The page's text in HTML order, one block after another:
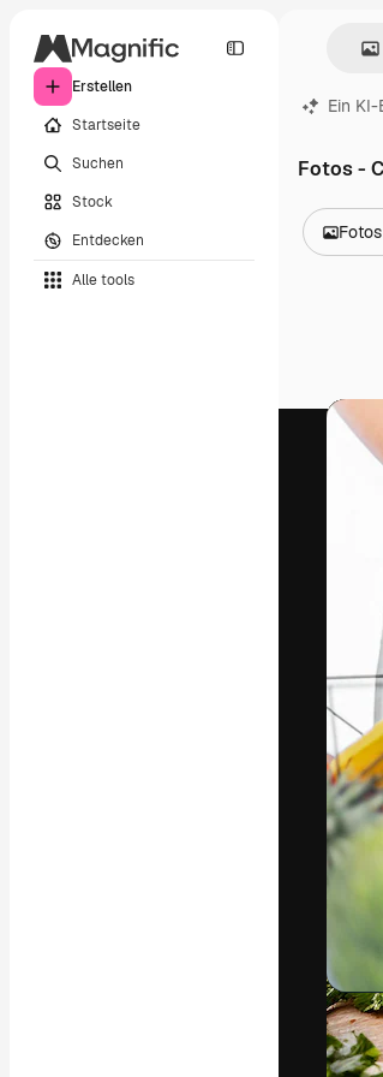
Erstellen
Startseite
Suchen
Stock
Entdecken
Alle tools
Ein
Fotos -
Fotos
Videos
Motion
3D-